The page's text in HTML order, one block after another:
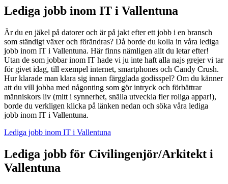
Lediga jobb inom IT i Vallentuna
Är du en jäkel på datorer och är på jakt efter ett jobb i en bransch
som ständigt växer och förändras? Då borde du kolla in våra lediga
jobb inom IT i Vallentuna. Här finns nämligen allt du letar efter!
Utan de som jobbar inom IT hade vi ju inte haft alla najs grejer vi tar
för givet idag, till exempel internet, smartphones och Candy Crush.
Hur klarade man klara sig innan färgglada godisspel? Om du känner
att du vill jobba med någonting som gör intryck och förbättrar
människors liv (mitt i synnerhet, snälla utveckla fler roliga appar!),
borde du verkligen klicka på länken nedan och söka våra lediga
jobb inom IT i Vallentuna.
Lediga jobb inom IT i Vallentuna
Lediga jobb för Civilingenjör/Arkitekt i
Vallentuna